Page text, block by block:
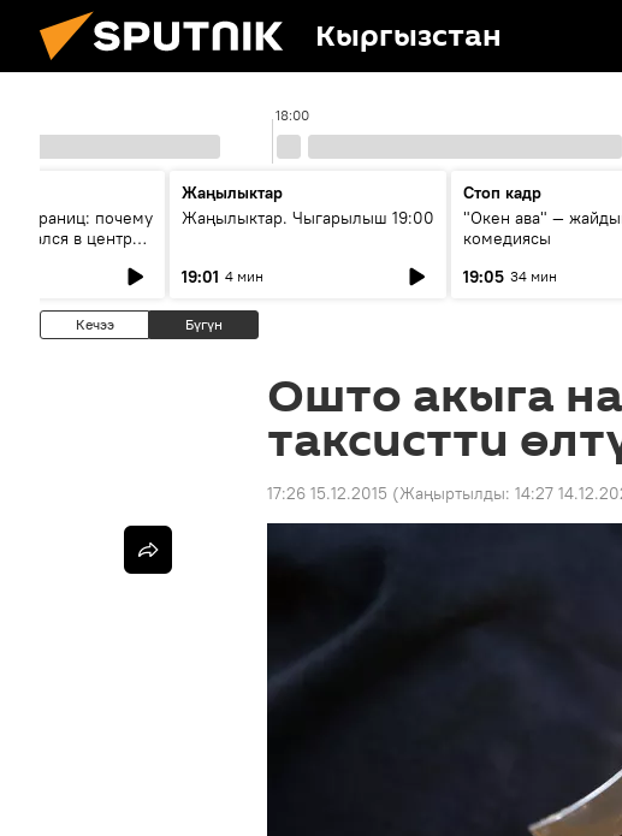
Кыргызстан
18:00
границ: почему
в центре
Жаңылыктар
Жаңылыктар. Чыгарылыш 19:00
19:01 4 мин
Стоп кадр
"Окен ава" —
комедиясы
19:05 34 мин
Кечээ Бүгүн
Ошто акыга
таксистти
17:26 15.12.2015 (Жаңыртылды: 14:27